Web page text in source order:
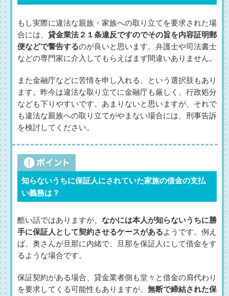
もし実際に違法な親族・家族への取り立てを要求された場
合には、 貸金業法２１条違反ですのでその旨を内容証明郵
便などで警告するのが良いと思います。弁護士や司法書士
などの専門家に介入してもらえばまず間違いありません。
また金融庁などに苦情を申し入れる、という選択肢もあり
ます。昨今は違法な取り立てに金融庁も厳しく、行政処分
なども下りやすいです。あまりないと思いますが、それで
も違法な親族への取り立てがやまない場合には、刑事告訴
を検討してください。
知らないうちに保証人にされていた家族の借金の支払
い義務は？
酷い話ではありますが、 なかには本人が知らないうちに勝
手に保証人として契約させるケースがあるようです。例え
ば、奥さんが旦那に内緒で、旦那を保証人にして借金をす
るような場合です。
保証契約がある場合、貸金業者側も堂々と借金の肩代わり
を要求してくる可能性もありますが、 無断で締結された保